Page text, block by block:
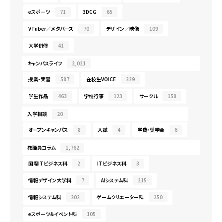
eスポーツ 71 3DCG 65
VTuber／メタバース 70 デザイン／映像 109
大学併修 41
キャンパスライフ 2,021
授業・実習 587 在校生VOICE 229
学生作品 463 学校行事 123 サークル 158
入学相談 20
オープンキャンパス 8 入試 4 学費・奨学金 6
教職員コラム 1,762
国際ITビジネス科 2 ITビジネス科 3
情報デザイン大学科 7 AIシステム科 215
情報システム科 202 ゲームクリエーター科 250
eスポーツ＆イベント科 105